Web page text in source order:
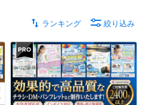
ランキング 絞り込み